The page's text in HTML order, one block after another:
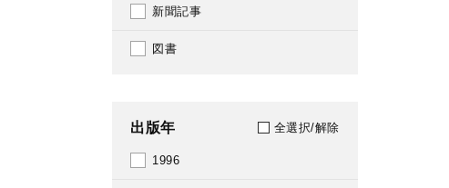
新聞記事
図書
出版年 全選択/解除
1996